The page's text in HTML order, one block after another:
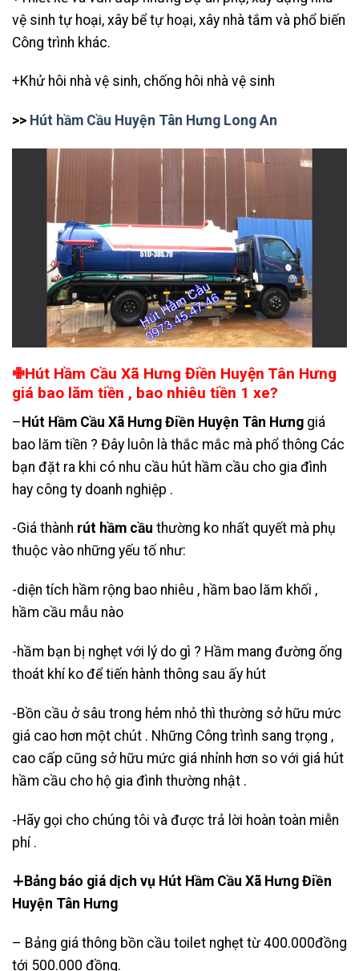
vệ sinh tự hoại, xây bể tự hoại, xây nhà tắm và phổ biến
Công trình khác.
+Khử hôi nhà vệ sinh, chống hôi nhà vệ sinh
>> Hút hầm Cầu Huyện Tân Hưng Long An
✙Hút Hầm Cầu Xã Hưng Điền Huyện Tân Hưng
giá bao lăm tiền , bao nhiêu tiền 1 xe?
–Hút Hầm Cầu Xã Hưng Điền Huyện Tân Hưng giá
bao lăm tiền ? Đây luôn là thắc mắc mà phổ thông Các
bạn đặt ra khi có nhu cầu hút hầm cầu cho gia đình
hay công ty doanh nghiệp .
-Giá thành rút hầm cầu thường ko nhất quyết mà phụ
thuộc vào những yếu tố như:
-diện tích hầm rộng bao nhiêu , hầm bao lăm khối ,
hầm cầu mẫu nào
-hầm bạn bị nghẹt với lý do gì ? Hầm mang đường ống
thoát khí ko để tiến hành thông sau ấy hút
-Bồn cầu ở sâu trong hẻm nhỏ thì thường sở hữu mức
giá cao hơn một chút . Những Công trình sang trọng ,
cao cấp cũng sở hữu mức giá nhỉnh hơn so với giá hút
hầm cầu cho hộ gia đình thường nhật .
-Hãy gọi cho chúng tôi và được trả lời hoàn toàn miễn
phí .
∔Bảng báo giá dịch vụ Hút Hầm Cầu Xã Hưng Điền
Huyện Tân Hưng
– Bảng giá thông bồn cầu toilet nghẹt từ 400.000đồng
tới 500.000 đồng.